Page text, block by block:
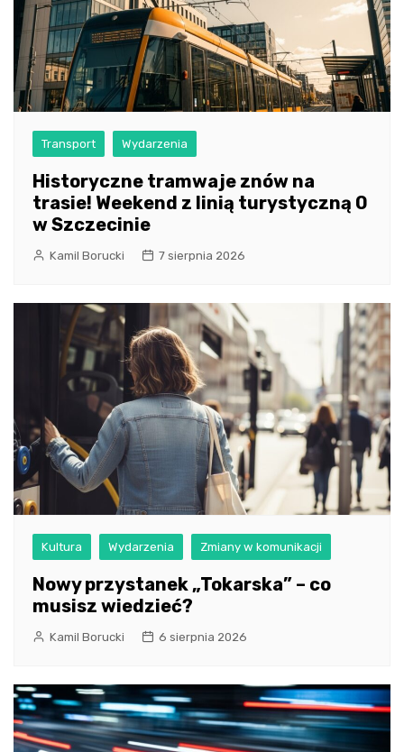
Transport Wydarzenia
Historyczne tramwaje znów na
trasie! Weekend z linią turystyczną 0
w Szczecinie
Kamil Borucki 7 sierpnia 2026
Kultura Wydarzenia Zmiany w komunikacji
Nowy przystanek „Tokarska” – co
musisz wiedzieć?
Kamil Borucki 6 sierpnia 2026